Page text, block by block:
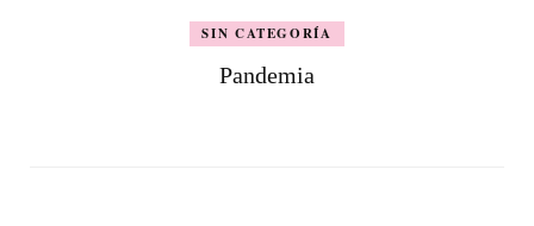
SIN CATEGORÍA
Pandemia